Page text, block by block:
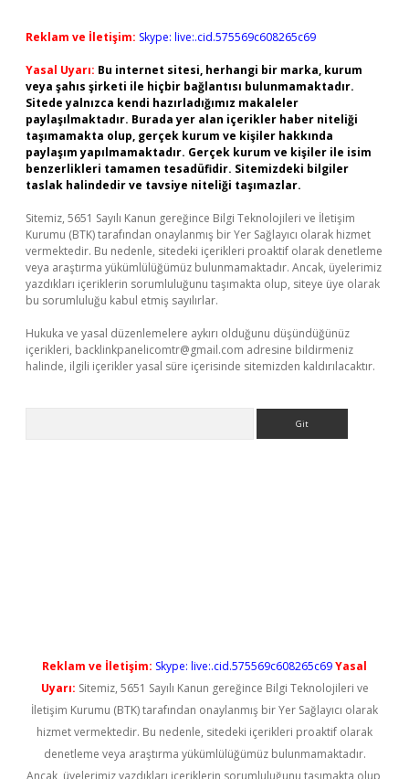
Reklam ve İletişim: Skype: live:.cid.575569c608265c69
Yasal Uyarı: Bu internet sitesi, herhangi bir marka, kurum
veya şahıs şirketi ile hiçbir bağlantısı bulunmamaktadır.
Sitede yalnızca kendi hazırladığımız makaleler
paylaşılmaktadır. Burada yer alan içerikler haber niteliği
taşımamakta olup, gerçek kurum ve kişiler hakkında
paylaşım yapılmamaktadır. Gerçek kurum ve kişiler ile isim
benzerlikleri tamamen tesadüfidir. Sitemizdeki bilgiler
taslak halindedir ve tavsiye niteliği taşımazlar.
Sitemiz, 5651 Sayılı Kanun gereğince Bilgi Teknolojileri ve İletişim
Kurumu (BTK) tarafından onaylanmış bir Yer Sağlayıcı olarak hizmet
vermektedir. Bu nedenle, sitedeki içerikleri proaktif olarak denetleme
veya araştırma yükümlülüğümüz bulunmamaktadır. Ancak, üyelerimiz
yazdıkları içeriklerin sorumluluğunu taşımakta olup, siteye üye olarak
bu sorumluluğu kabul etmiş sayılırlar.
Hukuka ve yasal düzenlemelere aykırı olduğunu düşündüğünüz
içerikleri, backlinkpanelicomtr@gmail.com adresine bildirmeniz
halinde, ilgili içerikler yasal süre içerisinde sitemizden kaldırılacaktır.
Reklam ve İletişim: Skype: live:.cid.575569c608265c69Yasal
Uyarı: Sitemiz, 5651 Sayılı Kanun gereğince Bilgi Teknolojileri ve
İletişim Kurumu (BTK) tarafından onaylanmış bir Yer Sağlayıcı olarak
hizmet vermektedir. Bu nedenle, sitedeki içerikleri proaktif olarak
denetleme veya araştırma yükümlülüğümüz bulunmamaktadır.
Ancak, üyelerimiz yazdıkları içeriklerin sorumluluğunu taşımakta olup,